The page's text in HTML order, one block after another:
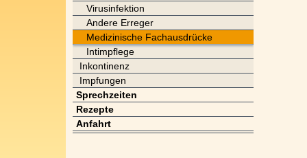
Virusinfektion
Andere Erreger
Medizinische Fachausdrücke
Intimpflege
Inkontinenz
Impfungen
Sprechzeiten
Rezepte
Anfahrt